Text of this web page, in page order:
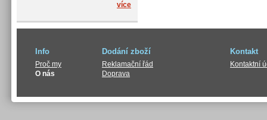
více
Info Dodání zboží Kontakt
Proč my
O nás
Reklamační řád
Doprava
Kontaktní